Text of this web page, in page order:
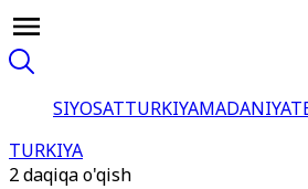
SIYOSATTURKIYAMADANIYAT
TURKIYA
2 daqiqa o'qish